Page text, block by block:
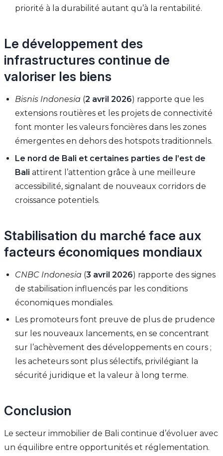
priorité à la durabilité autant qu’à la rentabilité.
Le développement des
infrastructures continue de
valoriser les biens
Bisnis Indonesia (2 avril 2026) rapporte que les
extensions routières et les projets de connectivité
font monter les valeurs foncières dans les zones
émergentes en dehors des hotspots traditionnels.
Le nord de Bali et certaines parties de l’est de
Bali attirent l’attention grâce à une meilleure
accessibilité, signalant de nouveaux corridors de
croissance potentiels.
Stabilisation du marché face aux
facteurs économiques mondiaux
CNBC Indonesia (3 avril 2026) rapporte des signes
de stabilisation influencés par les conditions
économiques mondiales.
Les promoteurs font preuve de plus de prudence
sur les nouveaux lancements, en se concentrant
sur l’achèvement des développements en cours ;
les acheteurs sont plus sélectifs, privilégiant la
sécurité juridique et la valeur à long terme.
Conclusion
Le secteur immobilier de Bali continue d’évoluer avec
un équilibre entre opportunités et réglementation.